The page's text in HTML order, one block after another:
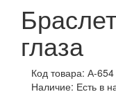
глаза
Код товара: А-654
Наличие: Есть в